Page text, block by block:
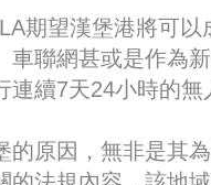
期望漢堡港將可
車聯網甚或是作為
續7天24小時的無
的原因，無非是其